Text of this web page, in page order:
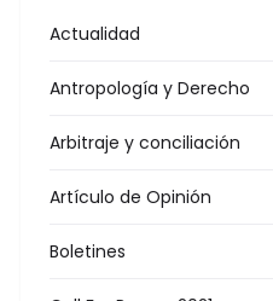
Actualidad
Antropología y Derecho
Arbitraje y conciliación
Artículo de Opinión
Boletines